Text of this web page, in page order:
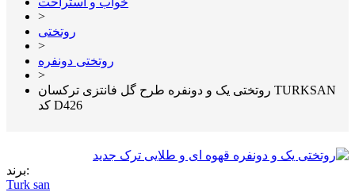
>
روتختی
>
روتختی دونفره
>
روتختی یک و دونفره طرح گل فانتزی ترکسان TURKSAN
کد D426
برند:
Turk san